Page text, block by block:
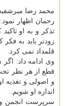
محمد رضا
رحمان اظهار
تذكر و به او
زودتر باید به
قلمداد نمی كرد.
وی ادامه داد:
قطع از هر نظر
و اصولی و تغذیه
اندازه او شویم.
سرپرست انجمن